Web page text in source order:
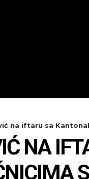
na iftaru sa
NA